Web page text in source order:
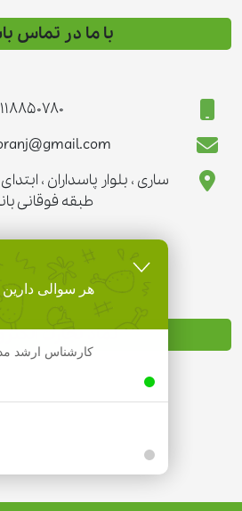
با ما در تماس
ساری ، بلوار پاسداران ،
طبقه فوقانی
نماد تجارت
هر سوالی
کارشناس ارشد